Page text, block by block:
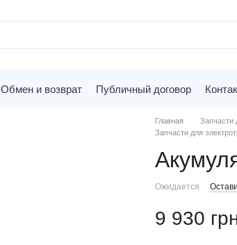
Обмен и возврат Публичный договор
Главная Запчасти
Запчасти для
Ожидается
9 930